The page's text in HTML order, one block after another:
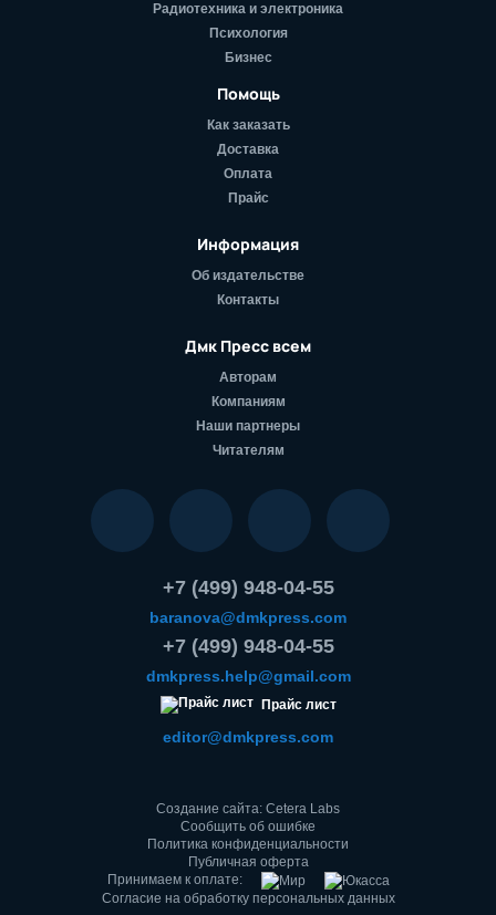
Радиотехника и электроника
Психология
Бизнес
Помощь
Как заказать
Доставка
Оплата
Прайс
Информация
Об издательстве
Контакты
Дмк Пресс всем
Авторам
Компаниям
Наши партнеры
Читателям
+7 (499) 948-04-55
baranova@dmkpress.com
+7 (499) 948-04-55
dmkpress.help@gmail.com
Прайс лист
editor@dmkpress.com
Создание сайта: Cetera Labs
Сообщить об ошибке
Политика конфиденциальности
Публичная оферта
Принимаем к оплате:
Согласие на обработку персональных данных